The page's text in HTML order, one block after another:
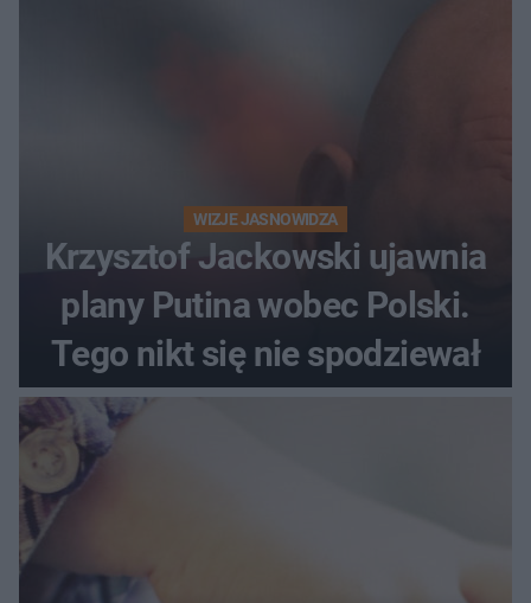
WIZJE JASNOWIDZA
Krzysztof Jackowski ujawnia
plany Putina wobec Polski.
Tego nikt się nie spodziewał